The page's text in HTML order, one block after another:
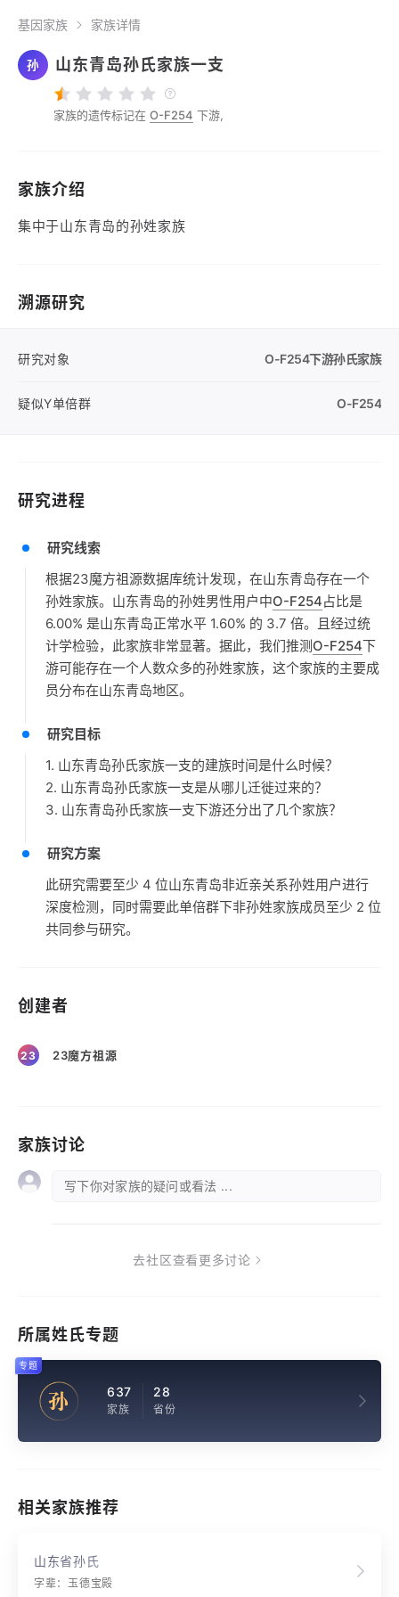
基因家族 家族详情
孙 山东青岛孙氏家族一支
家族的遗传标记在 O-F254 下游,
家族介绍
集中于山东青岛的孙姓家族
溯源研究
研究对象 O-F254下游孙氏家族
疑似Y单倍群 O-F254
研究进程
研究线索
根据23魔方祖源数据库统计发现，在山东青岛存在一个
孙姓家族。山东青岛的孙姓男性用户中O-F254占比是
6.00% 是山东青岛正常水平 1.60% 的 3.7 倍。且经过统
计学检验，此家族非常显著。据此，我们推测O-F254下
游可能存在一个人数众多的孙姓家族，这个家族的主要成
员分布在山东青岛地区。
研究目标
1. 山东青岛孙氏家族一支的建族时间是什么时候？
2. 山东青岛孙氏家族一支是从哪儿迁徙过来的？
3. 山东青岛孙氏家族一支下游还分出了几个家族？
研究方案
此研究需要至少 4 位山东青岛非近亲关系孙姓用户进行
深度检测，同时需要此单倍群下非孙姓家族成员至少 2 位
共同参与研究。
创建者
23 23魔方祖源
家族讨论
写下你对家族的疑问或看法 ...
去社区查看更多讨论
所属姓氏专题
孙 637
家族
28
省份
专题
相关家族推荐
山东省孙氏
字辈：玉德宝殿